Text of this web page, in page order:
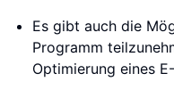
Es gibt auch die
Programm
Optimierung eines